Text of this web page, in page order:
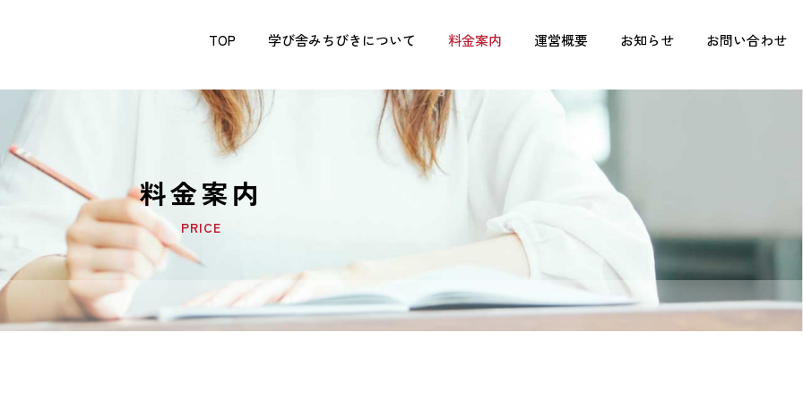
TOP 学び舎みちびきについて 料金案内 運営概要 お知らせ お問い合わせ
料金案内
PRICE